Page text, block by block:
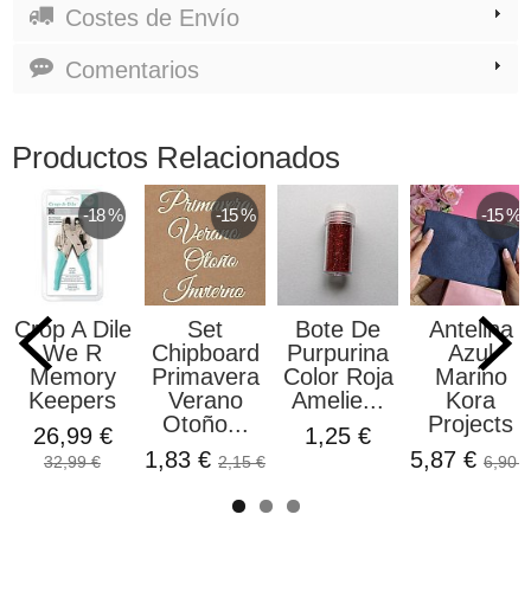
Costes de Envío
Comentarios
Productos Relacionados
-18 %
Crop A Dile
We R
Memory
Keepers
26,99 €
32,99 €
-15 %
Set
Chipboard
Primavera
Verano
Otoño...
1,83 € 2,15 €
Bote De
Purpurina
Color Roja
Amelie...
1,25 €
-15 %
Antelina
Azul
Marino
Kora
Projects
5,87 € 6,90 €